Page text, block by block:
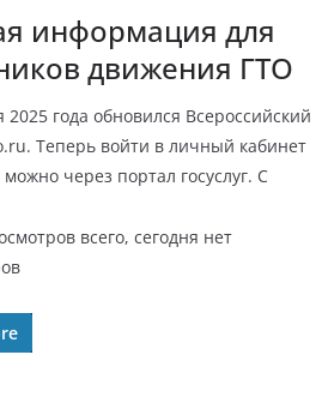
информация для
движения ГТО
2025 года обновился Всероссийский
Теперь войти в личный кабинет
через портал госуслуг. С
всего, сегодня нет